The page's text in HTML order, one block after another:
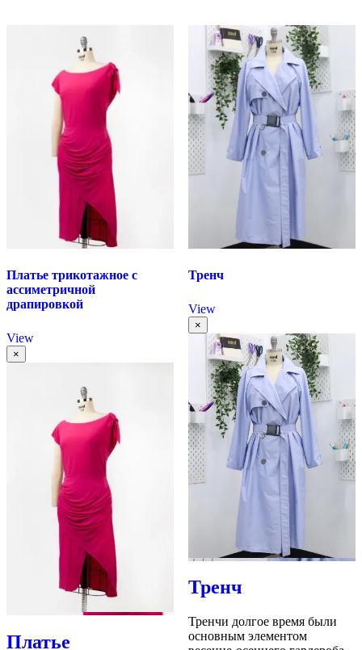
Платье трикотажное с
ассиметричной
драпировкой
View
×
Платье
Тренч
View
×
Тренч
Тренчи долгое время были
основным элементом